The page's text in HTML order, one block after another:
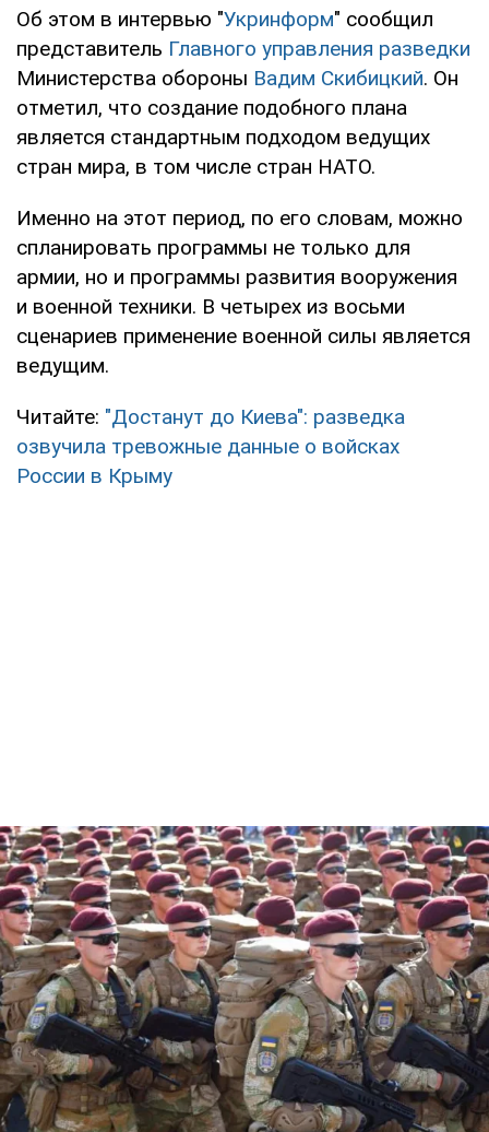
Об этом в интервью "Укринформ" сообщил
представитель Главного управления разведки
Министерства обороны Вадим Скибицкий. Он
отметил, что создание подобного плана
является стандартным подходом ведущих
стран мира, в том числе стран НАТО.
Именно на этот период, по его словам, можно
спланировать программы не только для
армии, но и программы развития вооружения
и военной техники. В четырех из восьми
сценариев применение военной силы является
ведущим.
Читайте: "Достанут до Киева": разведка
озвучила тревожные данные о войсках
России в Крыму